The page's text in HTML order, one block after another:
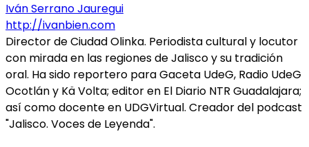
Iván Serrano Jauregui
http://ivanbien.com
Director de Ciudad Olinka. Periodista cultural y locutor
con mirada en las regiones de Jalisco y su tradición
oral. Ha sido reportero para Gaceta UdeG, Radio UdeG
Ocotlán y Kä Volta; editor en El Diario NTR Guadalajara;
así como docente en UDGVirtual. Creador del podcast
"Jalisco. Voces de Leyenda".